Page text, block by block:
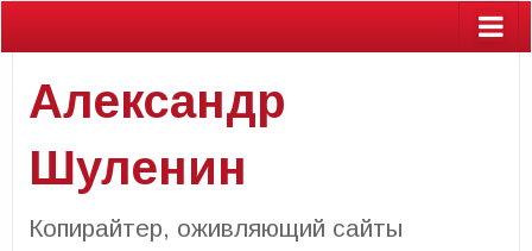
Александр
Шуленин
Копирайтер, оживляющий сайты